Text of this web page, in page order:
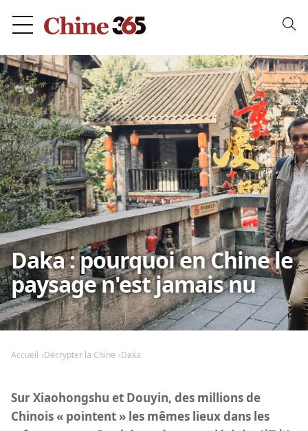
Daka : pourquoi en Chine le
paysage n'est jamais nu
Accueil Décrypter la Chine Daka
Sur Xiaohongshu et Douyin, des millions de
Chinois « pointent » les mêmes lieux dans les